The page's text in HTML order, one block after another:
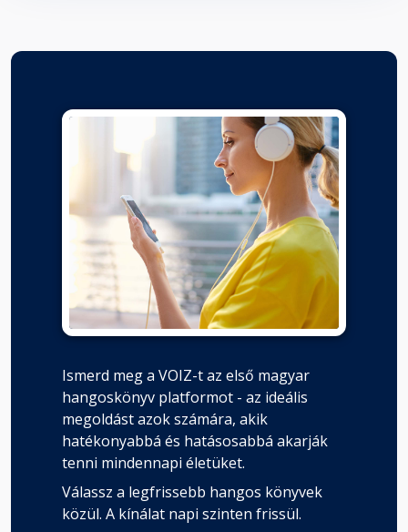
Ismerd meg a VOIZ-t az első magyar
hangoskönyv platformot - az ideális
megoldást azok számára, akik
hatékonyabbá és hatásosabbá akarják
tenni mindennapi életüket.
Válassz a legfrissebb hangos könyvek
közül. A kínálat napi szinten frissül.